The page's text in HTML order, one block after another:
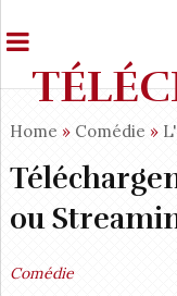
Home » Comédie »
ou
Comédie